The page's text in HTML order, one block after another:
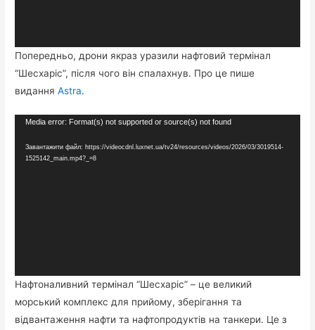
Попередньо, дрони якраз уразили нафтовий термінал
“Шесхаріс”, після чого він спалахнув. Про це пише
виданняAstra.
Відеопрогравач
Media error: Format(s) not supported or source(s) not found
Завантажити файл: https://videocdnl.luxnet.ua/tv24/resources/videos/2026/03/3019514-
1525142_main.mp4?_=8
Нафтоналивний термінал “Шесхаріс” – це великий
морський комплекс для прийому, зберігання та
відвантаження нафти та нафтопродуктів на танкери. Це з